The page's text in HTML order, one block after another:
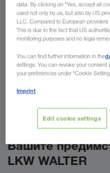
За
Страна
Направете запитване
Вашите
LKW WALTER
data. By clicking on "Yes, accept all
used not only by us, but also by US
LLC. Compared to European
This is due to the fact that US
monitoring purposes and no legal
You can find further information in the
settings. You can revoke your
your preferences under "Cookie
Imprint
Edit cookie settings